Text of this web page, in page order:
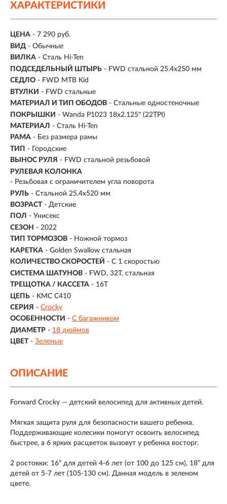
ХАРАКТЕРИСТИКИ
ЦЕНА - 7 290 руб.
ВИД - Обычные
ВИЛКА - Сталь Hi-Ten
ПОДСЕДЕЛЬНЫЙ ШТЫРЬ - FWD стальной 25.4x250 мм
СЕДЛО - FWD MTB Kid
ВТУЛКИ - FWD стальные
МАТЕРИАЛ И ТИП ОБОДОВ - Стальные одностеночные
ПОКРЫШКИ - Wanda P1023 18x2.125" (22TPI)
МАТЕРИАЛ - Сталь Hi-Ten
РАМА - Без размера рамы
ТИП - Городские
ВЫНОС РУЛЯ - FWD стальной резьбовой
РУЛЕВАЯ КОЛОНКА
- Резьбовая с ограничителем угла поворота
РУЛЬ - Стальной 25.4х520 мм
ВОЗРАСТ - Детские
ПОЛ - Унисекс
СЕЗОН - 2022
ТИП ТОРМОЗОВ - Ножной тормоз
КАРЕТКА - Golden Swallow стальная
КОЛИЧЕСТВО СКОРОСТЕЙ - С 1 скоростью
СИСТЕМА ШАТУНОВ - FWD, 32T, cтальная
ТРЕЩОТКА / КАССЕТА - 16T
ЦЕПЬ - KMC C410
СЕРИЯ - Crocky
ОСОБЕННОСТИ - С багажником
ДИАМЕТР - 18 дюймов
ЦВЕТ - Зеленые
ОПИСАНИЕ
Forward Crocky — детский велосипед для активных детей.
Мягкая защита руля для безопасности вашего ребенка.
Поддерживающие колесики помогут освоить велосипед
быстрее, а 6 ярких расцветок вызовут у ребенка восторг.
2 ростовки: 16” для детей 4-6 лет (от 100 до 125 см), 18” для
детей от 5-7 лет (105-130 см). Данная модель в зеленом
цвете.